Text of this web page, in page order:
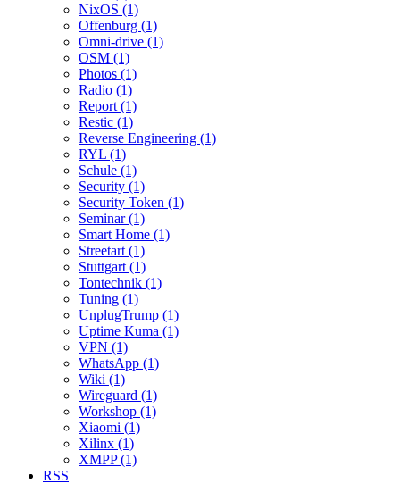
NixOS (1)
Offenburg (1)
Omni-drive (1)
OSM (1)
Photos (1)
Radio (1)
Report (1)
Restic (1)
Reverse Engineering (1)
RYL (1)
Schule (1)
Security (1)
Security Token (1)
Seminar (1)
Smart Home (1)
Streetart (1)
Stuttgart (1)
Tontechnik (1)
Tuning (1)
UnplugTrump (1)
Uptime Kuma (1)
VPN (1)
WhatsApp (1)
Wiki (1)
Wireguard (1)
Workshop (1)
Xiaomi (1)
Xilinx (1)
XMPP (1)
RSS